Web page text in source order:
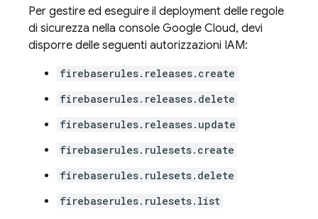
Per gestire ed eseguire il deployment delle regole
di sicurezza nella console Google Cloud, devi
disporre delle seguenti autorizzazioni IAM:
firebaserules.releases.create
firebaserules.releases.delete
firebaserules.releases.update
firebaserules.rulesets.create
firebaserules.rulesets.delete
firebaserules.rulesets.list